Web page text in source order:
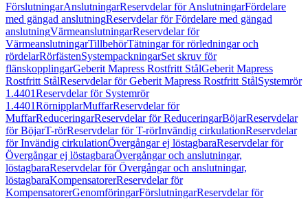
FörslutningarAnslutningarReservdelar för AnslutningarFördelare
med gängad anslutningReservdelar för Fördelare med gängad
anslutningVärmeanslutningarReservdelar för
VärmeanslutningarTillbehörTätningar för rörledningar och
rördelarRörfästenSystempackningarSet skruv för
flänskopplingarGeberit Mapress Rostfritt StålGeberit Mapress
Rostfritt StålReservdelar för Geberit Mapress Rostfritt StålSystemrör
1.4401Reservdelar för Systemrör
1.4401RörnipplarMuffarReservdelar för
MuffarReduceringarReservdelar för ReduceringarBöjarReservdelar
för BöjarT-rörReservdelar för T-rörInvändig cirkulationReservdelar
för Invändig cirkulationÖvergångar ej löstagbaraReservdelar för
Övergångar ej löstagbaraÖvergångar och anslutningar,
löstagbaraReservdelar för Övergångar och anslutningar,
löstagbaraKompensatorerReservdelar för
KompensatorerGenomföringarFörslutningarReservdelar för